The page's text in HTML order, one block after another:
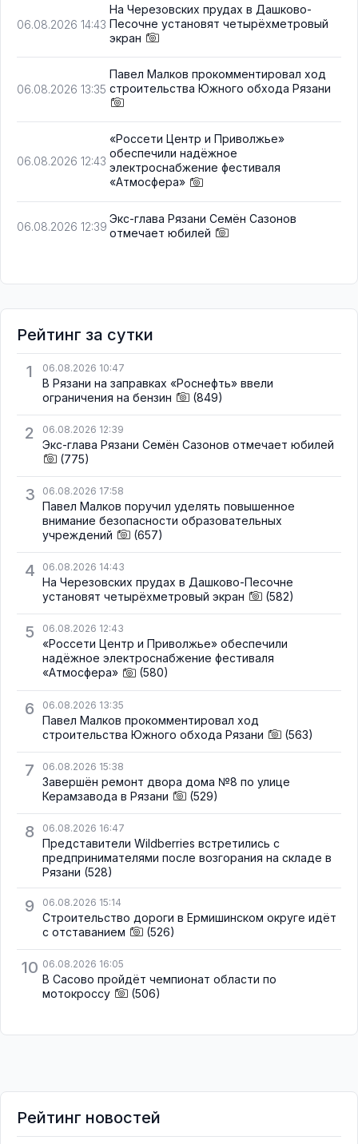
06.08.2026 14:43
На Черезовских прудах в Дашково-
Песочне установят четырёхметровый
экран
06.08.2026 13:35
Павел Малков прокомментировал ход
строительства Южного обхода Рязани
06.08.2026 12:43
«Россети Центр и Приволжье»
обеспечили надёжное
электроснабжение фестиваля
«Атмосфера»
06.08.2026 12:39
Экс-глава Рязани Семён Сазонов
отмечает юбилей
Рейтинг за сутки
1
06.08.2026 10:47
В Рязани на заправках «Роснефть» ввели
ограничения на бензин
(849)
2 06.08.2026 12:39
Экс-глава Рязани Семён Сазонов отмечает юбилей
(775)
3 06.08.2026 17:58
Павел Малков поручил уделять повышенное
внимание безопасности образовательных
учреждений
(657)
4 06.08.2026 14:43
На Черезовских прудах в Дашково-Песочне
установят четырёхметровый экран
(582)
5 06.08.2026 12:43
«Россети Центр и Приволжье» обеспечили
надёжное электроснабжение фестиваля
«Атмосфера»
(580)
6 06.08.2026 13:35
Павел Малков прокомментировал ход
строительства Южного обхода Рязани
(563)
7 06.08.2026 15:38
Завершён ремонт двора дома №8 по улице
Керамзавода в Рязани
(529)
8 06.08.2026 16:47
Представители Wildberries встретились с
предпринимателями после возгорания на складе в
Рязани (528)
9 06.08.2026 15:14
Строительство дороги в Ермишинском округе идёт
с отставанием
(526)
10 06.08.2026 16:05
В Сасово пройдёт чемпионат области по
мотокроссу
(506)
Рейтинг новостей